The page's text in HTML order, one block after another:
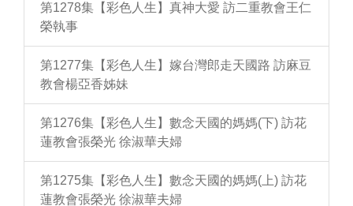
第1278集【彩色人生】真神大愛 訪二重教會王仁
榮執事
第1277集【彩色人生】嫁台灣郎走天國路 訪麻豆
教會楊亞香姊妹
第1276集【彩色人生】數念天國的媽媽(下) 訪花
蓮教會張榮光 徐淑華夫婦
第1275集【彩色人生】數念天國的媽媽(上) 訪花
蓮教會張榮光 徐淑華夫婦